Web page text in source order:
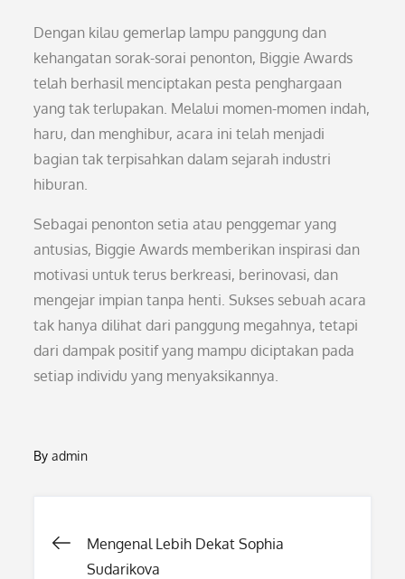
Dengan kilau gemerlap lampu panggung dan
kehangatan sorak-sorai penonton, Biggie Awards
telah berhasil menciptakan pesta penghargaan
yang tak terlupakan. Melalui momen-momen indah,
haru, dan menghibur, acara ini telah menjadi
bagian tak terpisahkan dalam sejarah industri
hiburan.
Sebagai penonton setia atau penggemar yang
antusias, Biggie Awards memberikan inspirasi dan
motivasi untuk terus berkreasi, berinovasi, dan
mengejar impian tanpa henti. Sukses sebuah acara
tak hanya dilihat dari panggung megahnya, tetapi
dari dampak positif yang mampu diciptakan pada
setiap individu yang menyaksikannya.
Byadmin
Post
Mengenal Lebih Dekat Sophia
Sudarikova